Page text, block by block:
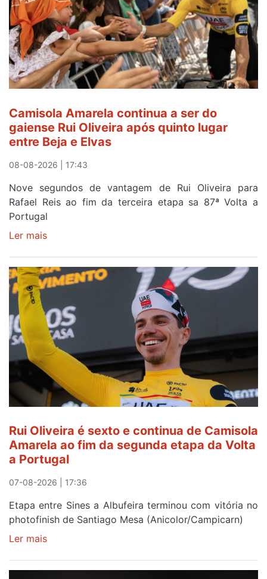
Camisola Amarela continua a ser do
gaiense Rui Oliveira após quinto lugar
entre Beja e Elvas
08-08-2026 | 17:43
Nove segundos de vantagem de Rui Oliveira para
Rafael Reis ao fim da terceira etapa sa 87ª Volta a
Portugal
Ler mais
continua
a
ser
do
gaiense
Rui
Oliveira
após
quinto
lugar
Beja
e
Elvas
Rui Oliveira é sexto e continua de Camisola
Amarela ao fim da segunda etapa da Volta
a Portugal
07-08-2026 | 17:36
Etapa entre Sines a Albufeira terminou com vitória no
photofinish de Santiago Mesa (Anicolor/Campicarn)
Ler mais
Oliveira